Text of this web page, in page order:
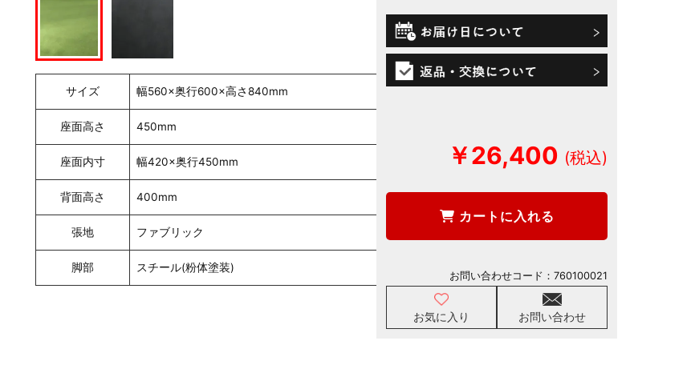
サイズ 幅560×奥行600×高さ840mm
座面高さ 450mm
座面内寸 幅420×奥行450mm
背面高さ 400mm
張地 ファブリック
脚部 スチール(粉体塗装)
￥26,400
カートに入れる
お気に入り お問い合わせ
お問い合わせコード： 760100021